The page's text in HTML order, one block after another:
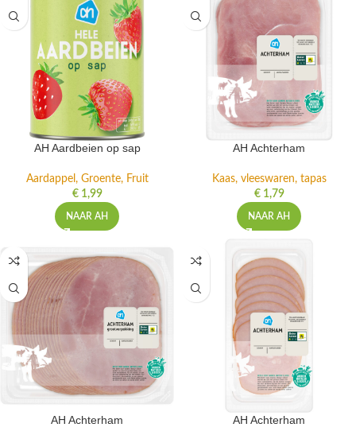
AH Aardbeien op sap
Aardappel, Groente, Fruit
€1,99
NAAR AH
AH Achterham
Kaas, vleeswaren, tapas
€1,79
NAAR AH
AH Achterham AH Achterham